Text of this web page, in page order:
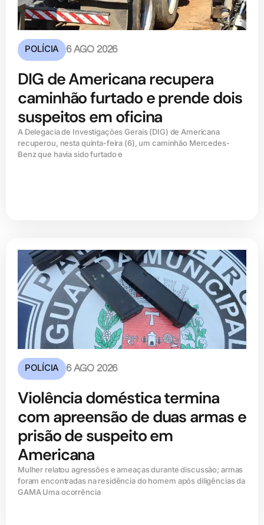
POLÍCIA 6 AGO 2026
DIG de Americana recupera
caminhão furtado e prende dois
suspeitos em oficina
A Delegacia de Investigações Gerais (DIG) de Americana
recuperou, nesta quinta-feira (6), um caminhão Mercedes-
Benz que havia sido furtado e
POLÍCIA 6 AGO 2026
Violência doméstica termina
com apreensão de duas armas e
prisão de suspeito em
Americana
Mulher relatou agressões e ameaças durante discussão; armas
foram encontradas na residência do homem após diligências da
GAMA Uma ocorrência